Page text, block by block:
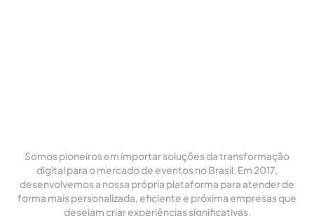
Somos pioneiros em importar soluções da transformação
digital para o mercado de eventos no Brasil. Em 2017,
desenvolvemos a nossa própria plataforma para atender de
forma mais personalizada, eficiente e próxima empresas que
desejam criar experiências significativas.